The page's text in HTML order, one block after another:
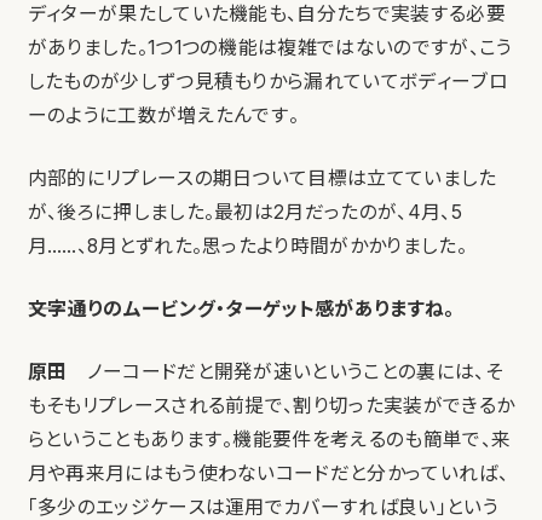
ディターが果たしていた機能も、自分たちで実装する必要
がありました。1つ1つの機能は複雑ではないのですが、こう
したものが少しずつ見積もりから漏れていてボディーブロ
ーのように工数が増えたんです。
内部的にリプレースの期日ついて目標は立てていました
が、後ろに押しました。最初は2月だったのが、4月、5
月……、8月とずれた。思ったより時間がかかりました。
――文字通りのムービング・ターゲット感がありますね。
原田
ノーコードだと開発が速いということの裏には、そ
もそもリプレースされる前提で、割り切った実装ができるか
らということもあります。機能要件を考えるのも簡単で、来
月や再来月にはもう使わないコードだと分かっていれば、
「多少のエッジケースは運用でカバーすれば良い」という